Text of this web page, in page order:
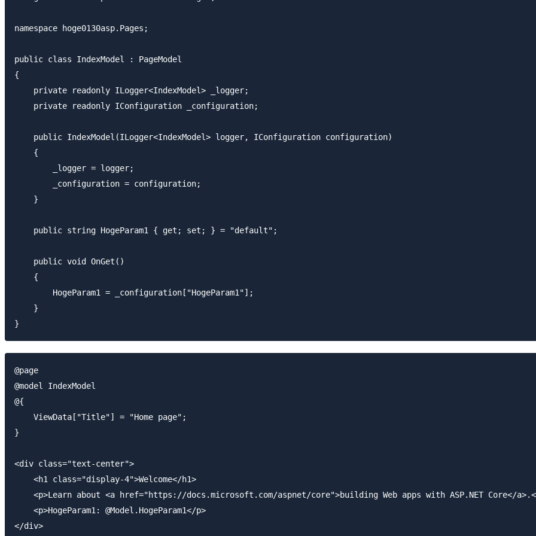
namespace hoge0130asp.Pages;
public class IndexModel : PageModel
{
    private readonly ILogger<IndexModel> _logger;
    private readonly IConfiguration _configuration;
    public IndexModel(ILogger<IndexModel> logger, IConfiguration configuration)
    {
        _logger = logger;
        _configuration = configuration;
    }
    public string HogeParam1 { get; set; } = "default";
    public void OnGet()
    {
        HogeParam1 = _configuration["HogeParam1"];
    }
@page
@model IndexModel
@{
    ViewData["Title"] = "Home page";
}
<div class="text-center">
    <h1 class="display-4">Welcome</h1>
<p>Learn about <a href="https://docs.microsoft.com/aspnet/core">building Web apps with ASP.NET Core</
    <p>HogeParam1: @Model.HogeParam1</p>